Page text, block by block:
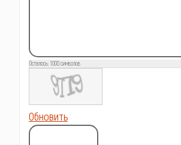
Осталось: 1000символов
Обновить